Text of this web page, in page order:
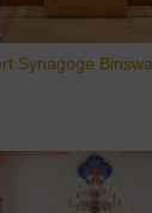
Synagoge